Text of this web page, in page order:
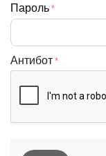
Пароль
Антибот